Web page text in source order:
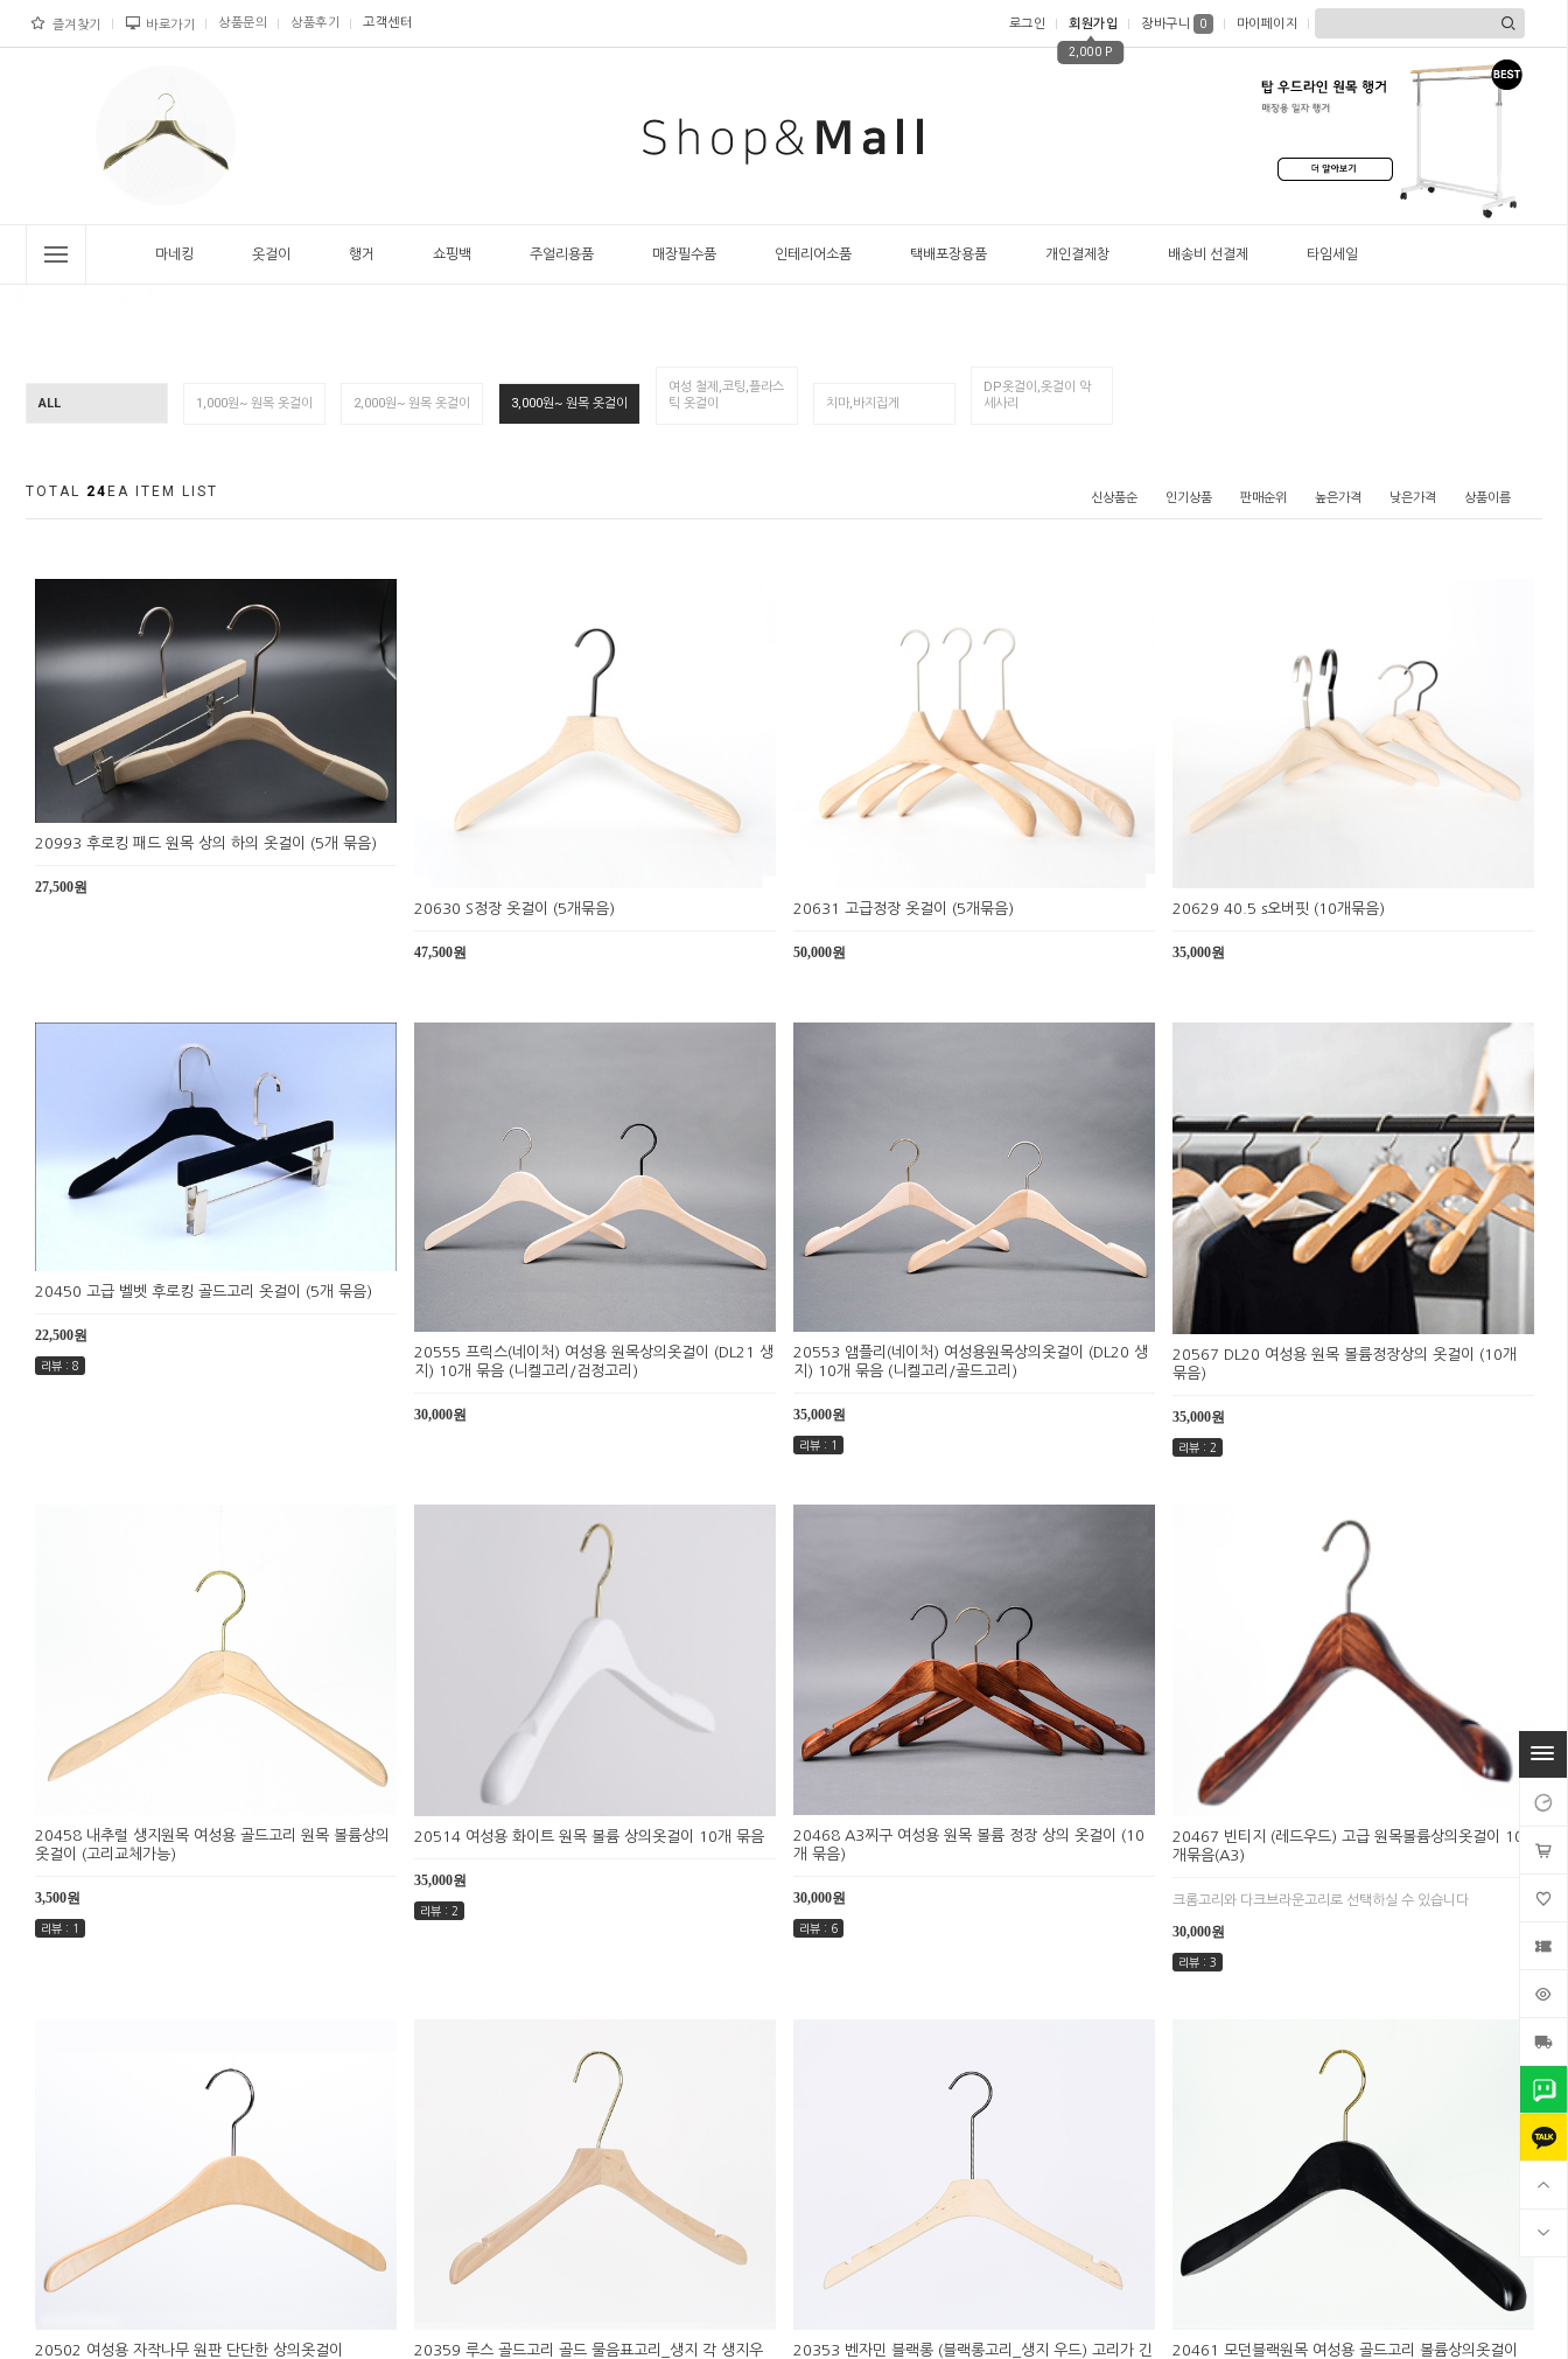
즐겨찾기 바로가기 상품문의 상품후기 고객센터 로그인 회원가입
2,000 P
장바구니 0 마이페이지
마네킹 옷걸이 행거 쇼핑백 주얼리용품 매장필수품 인테리어소품 택배포장용품 개인결제창 배송비 선결제 타임세일
ALL 1,000원~ 원목 옷걸이 2,000원~ 원목 옷걸이 3,000원~ 원목 옷걸이
여성 철제,코팅,플라스
틱 옷걸이
치마,바지집게
DP옷걸이,옷걸이 악
세사리
TOTAL 24 EA ITEM LIST 신상품순 인기상품 판매순위 높은가격 낮은가격 상품이름
20993 후로킹 패드 원목 상의 하의 옷걸이 (5개 묶음)
27,500원
20630 S정장 옷걸이 (5개묶음)
47,500원
20631 고급정장 옷걸이 (5개묶음)
50,000원
20629 40.5 s오버핏 (10개묶음)
35,000원
20450 고급 벨벳 후로킹 골드고리 옷걸이 (5개 묶음)
22,500원
리뷰 : 8
20555 프릭스(네이처) 여성용 원목상의옷걸이 (DL21 생
지) 10개 묶음 (니켈고리/검정고리)
30,000원
20553 앰플리(네이처) 여성용원목상의옷걸이 (DL20 생
지) 10개 묶음 (니켈고리/골드고리)
35,000원
리뷰 : 1
20567 DL20 여성용 원목 볼륨정장상의 옷걸이 (10개
묶음)
35,000원
리뷰 : 2
20458 내추럴 생지원목 여성용 골드고리 원목 볼륨상의
옷걸이 (고리교체가능)
3,500원
리뷰 : 1
20514 여성용 화이트 원목 볼륨 상의옷걸이 10개 묶음
35,000원
리뷰 : 2
20468 A3찌구 여성용 원목 볼륨 정장 상의 옷걸이 (10
개 묶음)
30,000원
리뷰 : 6
20467 빈티지 (레드우드) 고급 원목볼륨상의옷걸이 10
개묶음(A3)
크롬고리와 다크브라운고리로 선택하실 수 있습니다
30,000원
리뷰 : 3
20502 여성용 자작나무 원판 단단한 상의옷걸이
20359 루스 골드고리 골드 물음표고리_생지 각 생지우
20353 벤자민 블랙롱 (블랙롱고리_생지 우드) 고리가 긴
20461 모던블랙원목 여성용 골드고리 볼륨상의옷걸이